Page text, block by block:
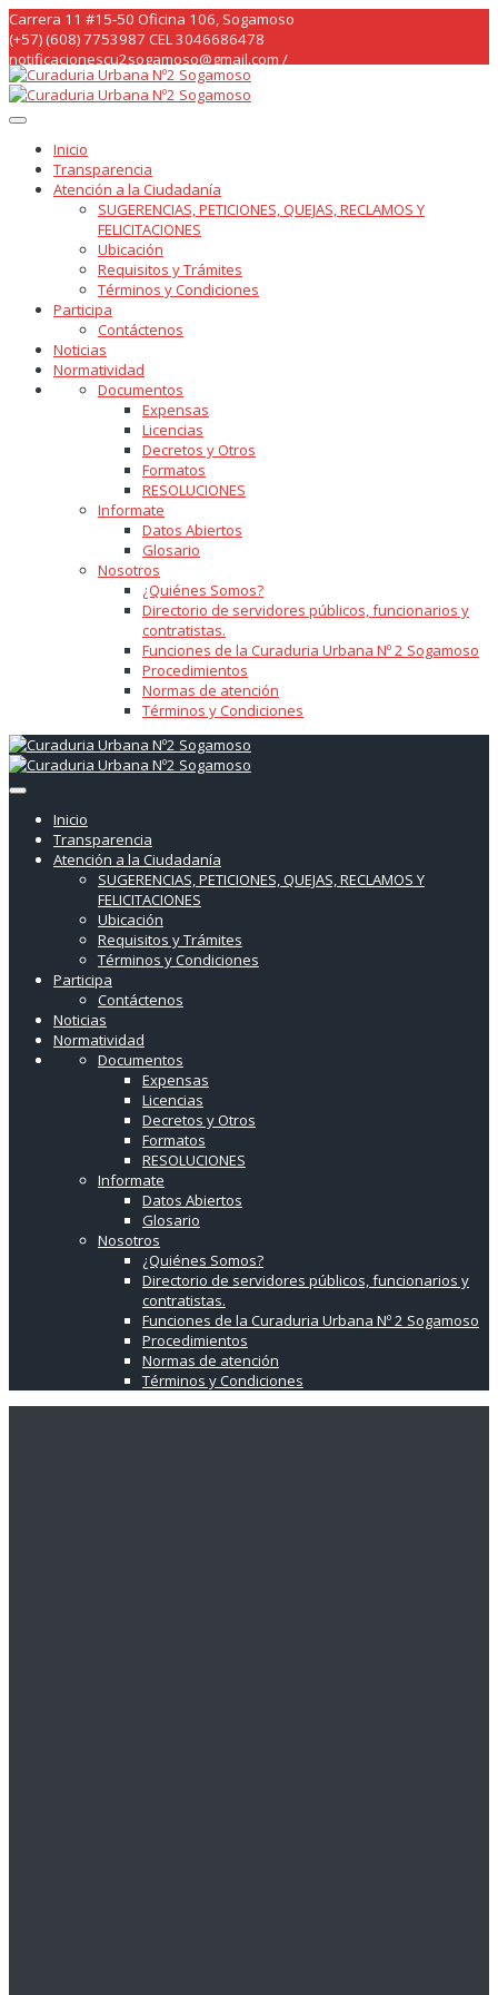
Skip
to
content
Carrera 11 #15-50 Oficina 106, Sogamoso
(+57) (608) 7753987 CEL 3046686478
notificacionescu2sogamoso@gmail.com /
curaduria2sogamoso@gmail.com /
Inicio
Transparencia
Atención a la Ciudadanía
SUGERENCIAS, PETICIONES, QUEJAS, RECLAMOS Y
FELICITACIONES
Ubicación
Requisitos y Trámites
Términos y Condiciones
Participa
Contáctenos
Noticias
Normatividad
Documentos
Expensas
Licencias
Decretos y Otros
Formatos
RESOLUCIONES
Informate
Datos Abiertos
Glosario
Nosotros
¿Quiénes Somos?
Directorio de servidores públicos, funcionarios y
contratistas.
Funciones de la Curaduria Urbana Nº 2 Sogamoso
Procedimientos
Normas de atención
Términos y Condiciones
Inicio
Transparencia
Atención a la Ciudadanía
SUGERENCIAS, PETICIONES, QUEJAS, RECLAMOS Y
FELICITACIONES
Ubicación
Requisitos y Trámites
Términos y Condiciones
Participa
Contáctenos
Noticias
Normatividad
Documentos
Expensas
Licencias
Decretos y Otros
Formatos
RESOLUCIONES
Informate
Datos Abiertos
Glosario
Nosotros
¿Quiénes Somos?
Directorio de servidores públicos, funcionarios y
contratistas.
Funciones de la Curaduria Urbana Nº 2 Sogamoso
Procedimientos
Normas de atención
Términos y Condiciones